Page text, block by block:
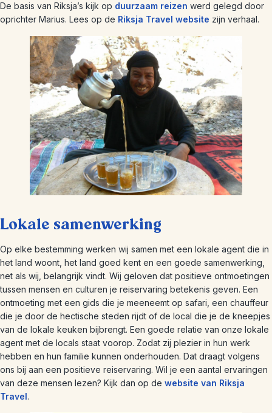
De basis van Riksja’s kijk op duurzaam reizen werd gelegd door
oprichter Marius. Lees op de Riksja Travel website zijn verhaal.
Lokale samenwerking
Op elke bestemming werken wij samen met een lokale agent die in
het land woont, het land goed kent en een goede samenwerking,
net als wij, belangrijk vindt. Wij geloven dat positieve ontmoetingen
tussen mensen en culturen je reiservaring betekenis geven. Een
ontmoeting met een gids die je meeneemt op safari, een chauffeur
die je door de hectische steden rijdt of de local die je de kneepjes
van de lokale keuken bijbrengt. Een goede relatie van onze lokale
agent met de locals staat voorop. Zodat zij plezier in hun werk
hebben en hun familie kunnen onderhouden. Dat draagt volgens
ons bij aan een positieve reiservaring. Wil je een aantal ervaringen
van deze mensen lezen? Kijk dan op de website van Riksja
Travel .